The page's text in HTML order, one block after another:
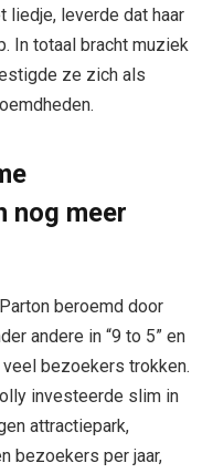
liedje, leverde dat haar
In totaal bracht muziek
ze zich als
nog meer
beroemd door
andere in “9 to 5” en
bezoekers trokken.
investeerde slim in
attractiepark,
bezoekers per jaar,